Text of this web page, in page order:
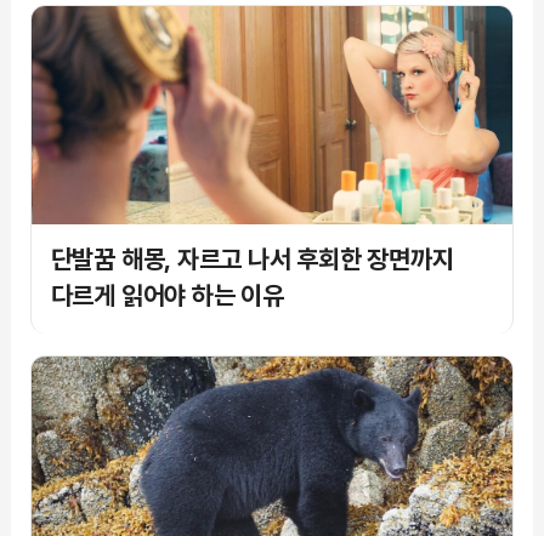
단발꿈 해몽, 자르고 나서 후회한 장면까지
다르게 읽어야 하는 이유